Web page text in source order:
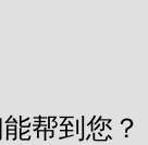
帮到您？